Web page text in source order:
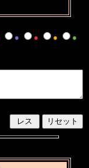
● ● ●
●